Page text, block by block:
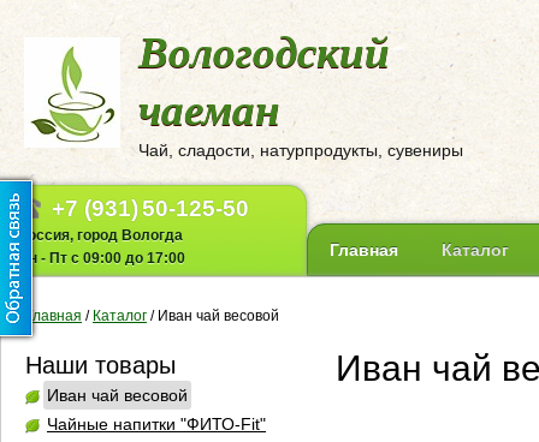
Вологодский
чаеман
Чай, сладости, натурпродукты, сувениры
+7 (931)50-125-50
Россия, город Вологда
Пн - Пт с 09:00 до 17:00
Главная Каталог
Главная / Каталог / Иван чай весовой
Наши товары
Иван чай весовой
Чайные напитки "ФИТО-Fit"
Иван чай